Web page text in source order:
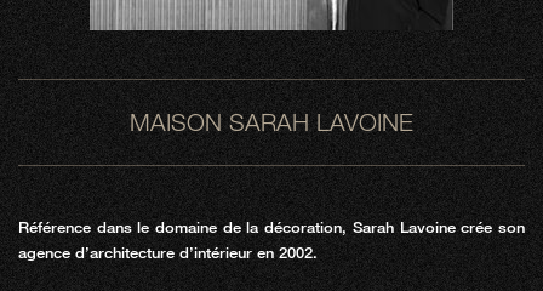
MAISON SARAH LAVOINE
Référence dans le domaine de la décoration, Sarah Lavoine crée son
agence d’architecture d’intérieur en 2002.